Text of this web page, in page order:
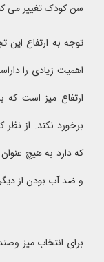
سن کودک تغییر می
توجه به ارتفاع این
اهمیت زیادی را
ارتفاع میز است که
برخورد نکند. از
که دارد به هیچ
و ضد آب بودن از
برای انتخاب میز